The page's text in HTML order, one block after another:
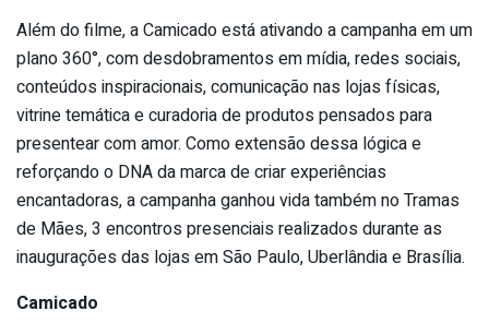
Além do filme, a Camicado está ativando a campanha em um
plano 360°, com desdobramentos em mídia, redes sociais,
conteúdos inspiracionais, comunicação nas lojas físicas,
vitrine temática e curadoria de produtos pensados para
presentear com amor. Como extensão dessa lógica e
reforçando o DNA da marca de criar experiências
encantadoras, a campanha ganhou vida também no Tramas
de Mães, 3 encontros presenciais realizados durante as
inaugurações das lojas em São Paulo, Uberlândia e Brasília.
Camicado